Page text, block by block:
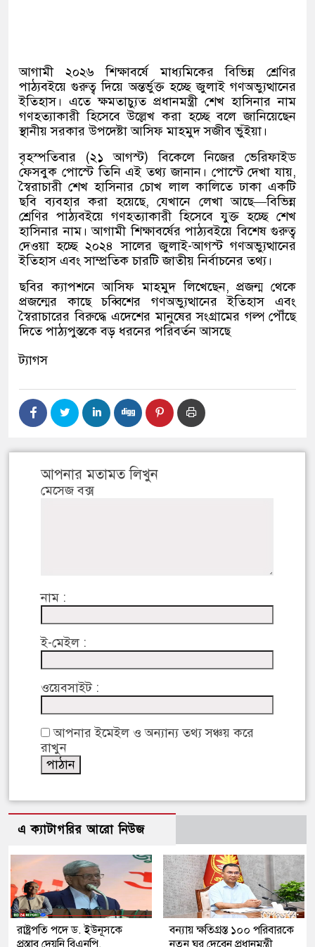
আগামী ২০২৬ শিক্ষাবর্ষে মাধ্যমিকের বিভিন্ন শ্রেণির
পাঠ্যবইয়ে গুরুত্ব দিয়ে অন্তর্ভুক্ত হচ্ছে জুলাই গণঅভ্যুত্থানের
ইতিহাস। এতে ক্ষমতাচ্যুত প্রধানমন্ত্রী শেখ হাসিনার নাম
গণহত্যাকারী হিসেবে উল্লেখ করা হচ্ছে বলে জানিয়েছেন
স্থানীয় সরকার উপদেষ্টা আসিফ মাহমুদ সজীব ভুঁইয়া।
বৃহস্পতিবার (২১ আগস্ট) বিকেলে নিজের ভেরিফাইড
ফেসবুক পোস্টে তিনি এই তথ্য জানান। পোস্টে দেখা যায়,
স্বৈরাচারী শেখ হাসিনার চোখ লাল কালিতে ঢাকা একটি
ছবি ব্যবহার করা হয়েছে, যেখানে লেখা আছে—বিভিন্ন
শ্রেণির পাঠ্যবইয়ে গণহত্যাকারী হিসেবে যুক্ত হচ্ছে শেখ
হাসিনার নাম। আগামী শিক্ষাবর্ষের পাঠ্যবইয়ে বিশেষ গুরুত্ব
দেওয়া হচ্ছে ২০২৪ সালের জুলাই-আগস্ট গণঅভ্যুত্থানের
ইতিহাস এবং সাম্প্রতিক চারটি জাতীয় নির্বাচনের তথ্য।
ছবির ক্যাপশনে আসিফ মাহমুদ লিখেছেন, প্রজন্ম থেকে
প্রজন্মের কাছে চব্বিশের গণঅভ্যুত্থানের ইতিহাস এবং
স্বৈরাচারের বিরুদ্ধে এদেশের মানুষের সংগ্রামের গল্প পৌঁছে
দিতে পাঠ্যপুস্তকে বড় ধরনের পরিবর্তন আসছে
ট্যাগস
আপনার মতামত লিখুন
মেসেজ বক্স
নাম :
ই-মেইল :
ওয়েবসাইট :
আপনার ইমেইল ও অন্যান্য তথ্য সঞ্চয় করে
রাখুন
এ ক্যাটাগরির আরো নিউজ
রাষ্ট্রপতি পদে ড. ইউনূসকে
বন্যায় ক্ষতিগ্রস্ত ১০০ পরিবারকে